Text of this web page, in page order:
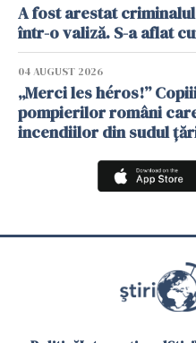
A fost arestat
într-o valiză. S-a aflat
04 AUGUST 2026
„Merci les héros!”
pompierilor români
incendiilor din sudul